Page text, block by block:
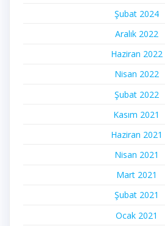
Şubat 2024
Aralık 2022
Haziran 2022
Nisan 2022
Şubat 2022
Kasım 2021
Haziran 2021
Nisan 2021
Mart 2021
Şubat 2021
Ocak 2021